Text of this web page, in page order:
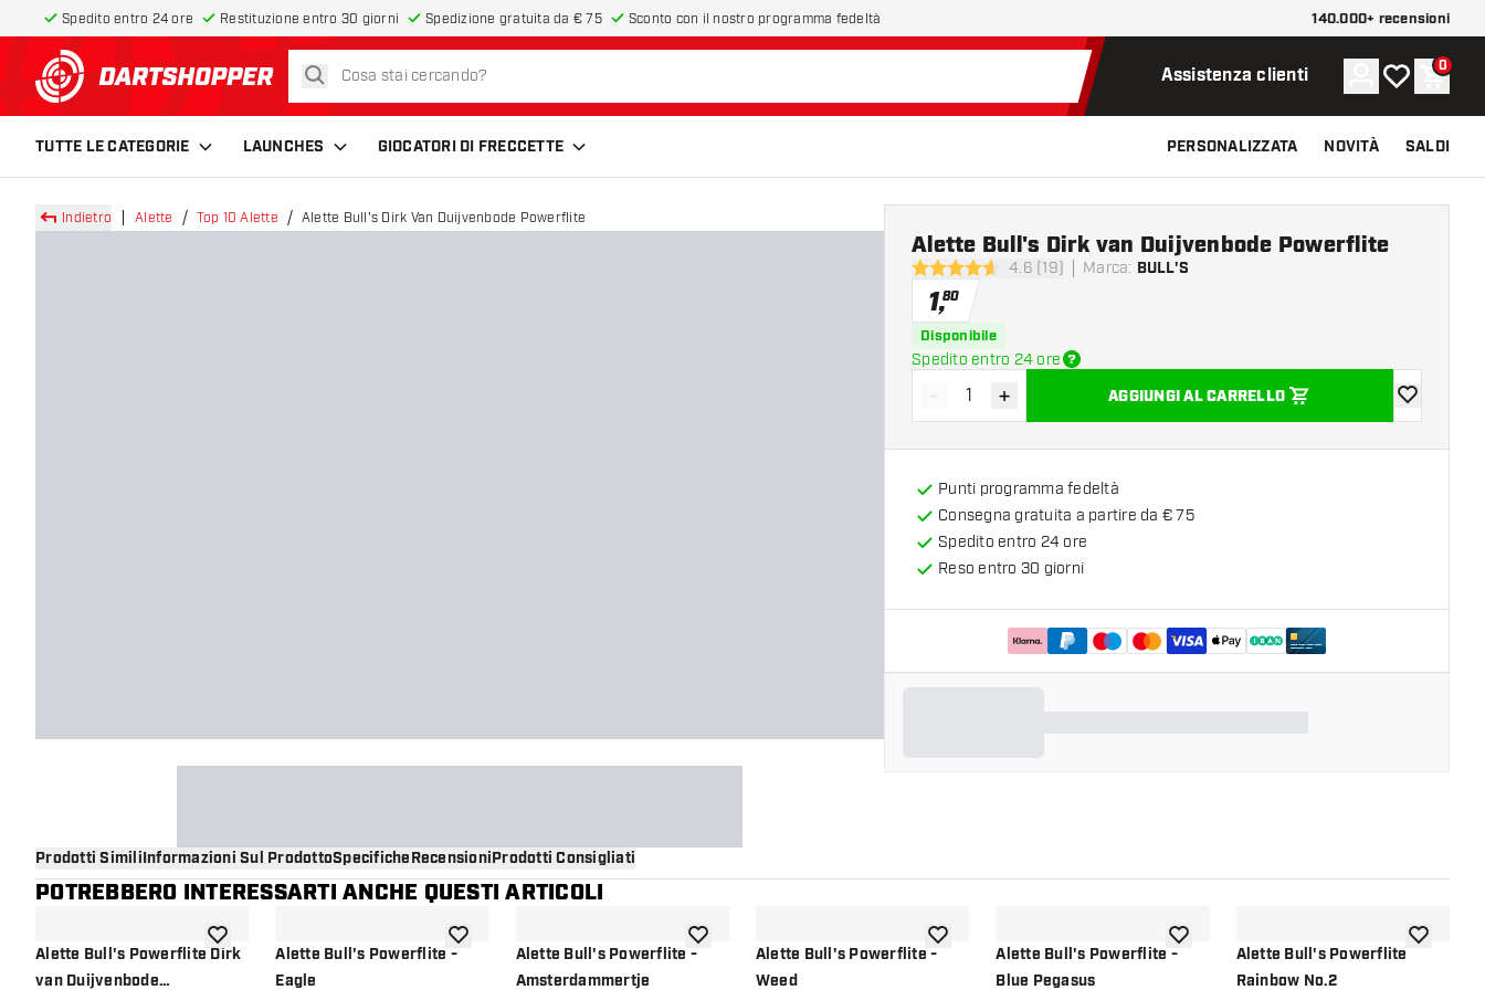
Spedito entro 24 ore Restituzione entro 30 giorni Spedizione gratuita da € 75 Sconto con il nostro programma fedeltà 140.000+ recensioni
torna alla home page
cerca Assistenza clienti Account
La mia lista
0
TUTTE LE CATEGORIE LAUNCHES GIOCATORI DI FRECCETTE PERSONALIZZATA NOVITÀ SALDI
Indietro Alette Top 10 Alette Alette Bull's Dirk Van Duijvenbode Powerflite
4.6 stelle di valutazione
4.6 (19) Marca: BULL'S
Alette Bull's Dirk van Duijvenbode Powerflite
1,80
Disponibile
Spedito entro 24 ore
Diminuisci quantità
- Aumenta quantità
+ AGGIUNGI AL CARRELLO
aggiungi
Punti programma fedeltà
Consegna gratuita a partire da € 75
Spedito entro 24 ore
Reso entro 30 giorni
Prodotti SimiliInformazioni Sul ProdottoSpecificheRecensioniProdotti Consigliati
POTREBBERO INTERESSARTI ANCHE QUESTI ARTICOLI
Alette Bull's Powerflite Dirk
van Duijvenbode
aggiungi alla lista dei desideri
Alette Bull's Powerflite -
Eagle
aggiungi alla lista dei desideri
Alette Bull's Powerflite -
Amsterdammertje
aggiungi alla lista dei desideri
Alette Bull's Powerflite -
Weed
aggiungi alla lista dei desideri
Alette Bull's Powerflite -
Blue Pegasus
aggiungi alla lista dei desideri
Alette Bull's Powerflite
Rainbow No.2
aggiungi